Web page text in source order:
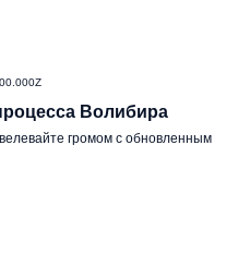
Волибира
громом с обновленным